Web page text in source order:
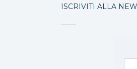
ISCRIVITI ALLA